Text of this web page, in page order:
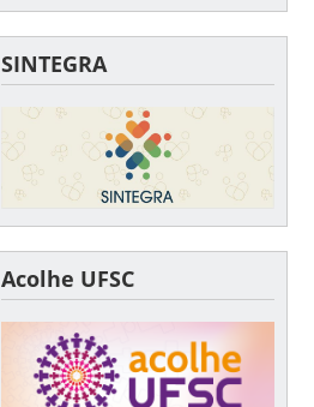
SINTEGRA
Acolhe UFSC